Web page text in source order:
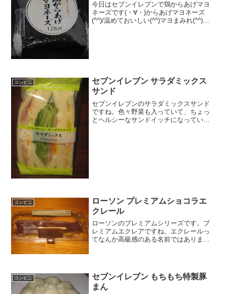
今日はセブンイレブンで鶏からあげマヨ
ネーズです(・∀・)からあげマヨネーズ
(^^)/温めておいしい(^^)マヨまみれ(^^)食
コンビニ
セブンイレブン サラダミックス
サンド
セブンイレブンのサラダミックスサンド
ですね。色々野菜も入っていて、ちょっ
とヘルシーなサンドイッチになっていま
コンビニ
ローソン プレミアムショコラエ
クレール
ローソンのプレミアムシリーズです。プ
レミアムエクレアですね。エクレールっ
てなんか高級感のある名前ではありま
レミアムショコラエクレール量...
コンビニ
セブンイレブン もちもち特製豚
まん